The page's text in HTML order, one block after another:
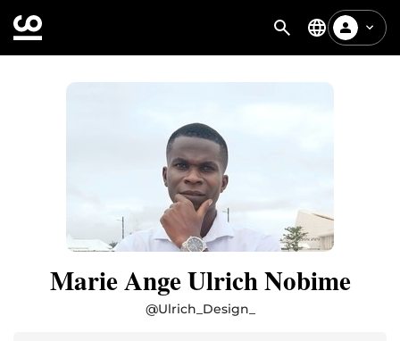
Marie Ange Ulrich Nobime
@Ulrich_Design_